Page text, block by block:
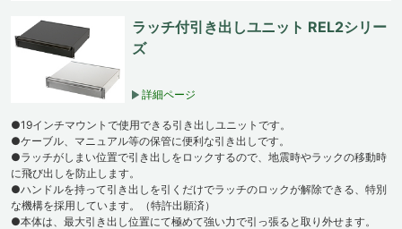
ラッチ付引き出しユニット REL2シリー
ズ
詳細ページ
●19インチマウントで使用できる引き出しユニットです。
●ケーブル、マニュアル等の保管に便利な引き出しです。
●ラッチがしまい位置で引き出しをロックするので、地震時やラックの移動時
に飛び出しを防止します。
●ハンドルを持って引き出しを引くだけでラッチのロックが解除できる、特別
な機構を採用しています。（特許出願済）
●本体は、最大引き出し位置にて極めて強い力で引っ張ると取り外せます。